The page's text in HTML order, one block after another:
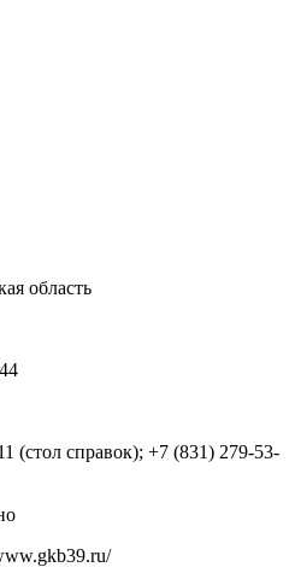
область
(стол справок); +7 (831) 279-53-